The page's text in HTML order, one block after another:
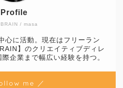
/ masa
Profile
心に活動。現在はフリーラン
】のクリエイティブディレ
企業まで幅広い経験を持つ。
me ／